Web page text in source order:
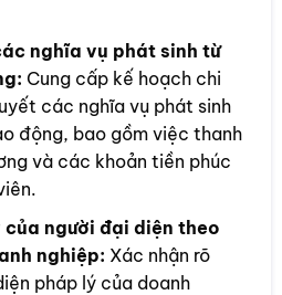
nghĩa vụ phát sinh từ
Cung cấp kế hoạch chi
các nghĩa vụ phát sinh
động, bao gồm việc thanh
và các khoản tiền phúc
của người đại diện theo
nghiệp: Xác nhận rõ
pháp lý của doanh